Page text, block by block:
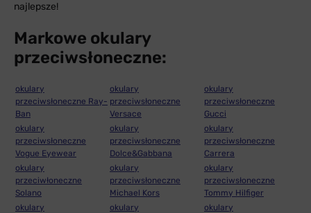
najlepsze!
Markowe okulary
przeciwsłoneczne:
okulary
przeciwsłoneczne Ray-
Ban
okulary
przeciwsłoneczne
Versace
okulary
przeciwsłoneczne
Gucci
okulary
przeciwsłoneczne
Vogue Eyewear
okulary
przeciwsłoneczne
Dolce&Gabbana
okulary
przeciwsłoneczne
Carrera
okulary
przeciwłoneczne
Solano
okulary
przeciwsłoneczne
Michael Kors
okulary
przeciwsłoneczne
Tommy Hilfiger
okulary
okulary
okulary